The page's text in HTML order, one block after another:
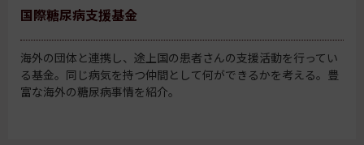
国際糖尿病支援基金
海外の団体と連携し、途上国の患者さんの支援活動を行ってい
る基金。同じ病気を持つ仲間として何ができるかを考える。豊
富な海外の糖尿病事情を紹介。